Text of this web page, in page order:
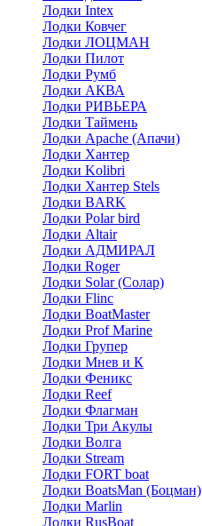
Лодки Intex
Лодки Ковчег
Лодки ЛОЦМАН
Лодки Пилот
Лодки Румб
Лодки АКВА
Лодки РИВЬЕРА
Лодки Таймень
Лодки Apache (Апачи)
Лодки Хантер
Лодки Kolibri
Лодки Хантер Stels
Лодки BARK
Лодки Polar bird
Лодки Altair
Лодки АДМИРАЛ
Лодки Roger
Лодки Solar (Солар)
Лодки Flinc
Лодки BoatMaster
Лодки Prof Marine
Лодки Групер
Лодки Мнев и К
Лодки Феникс
Лодки Reef
Лодки Флагман
Лодки Три Акулы
Лодки Волга
Лодки Stream
Лодки FORT boat
Лодки BoatsMan (Боцман)
Лодки Marlin
Лодки RusBoat